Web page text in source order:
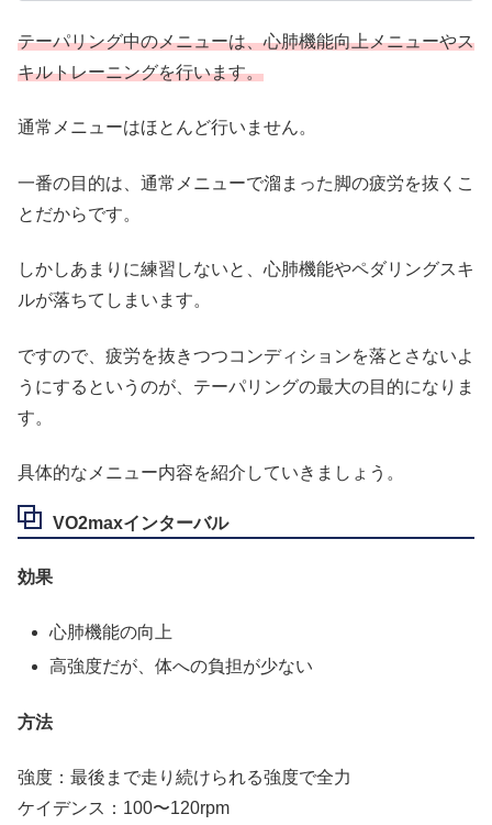
テーパリング中のメニューは、心肺機能向上メニューやス
キルトレーニングを行います。
通常メニューはほとんど行いません。
一番の目的は、通常メニューで溜まった脚の疲労を抜くこ
とだからです。
しかしあまりに練習しないと、心肺機能やペダリングスキ
ルが落ちてしまいます。
ですので、疲労を抜きつつコンディションを落とさないよ
うにするというのが、テーパリングの最大の目的になりま
す。
具体的なメニュー内容を紹介していきましょう。
VO2maxインターバル
効果
心肺機能の向上
高強度だが、体への負担が少ない
方法
強度：最後まで走り続けられる強度で全力
ケイデンス：100〜120rpm